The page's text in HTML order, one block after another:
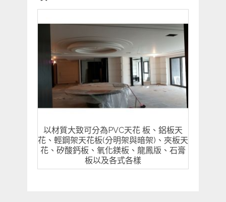
以材質大致可分為PVC天花 板、鋁板天
花、輕鋼架天花板(分明架與暗架)、夾板天
花、矽酸鈣板、氧化鎂板、龍鳳版、石膏
板以及各式各樣